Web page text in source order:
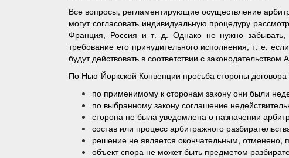
Все вопросы, регламентирующие осуществление
могут согласовать индивидуальную процедуру
Франция, Россия и т. д. Однако не нужно забывать,
требование его принудительного исполнения, т. е.
будут действовать в соответствии с
По Нью-Йоркской Конвенции просьба стороны
по применимому к сторонам закону они были
по выбранному закону соглашение
сторона не была уведомлена о назначении
состав или процесс арбитражного
решение не является окончательным, отменено,
объект спора не может быть предметом